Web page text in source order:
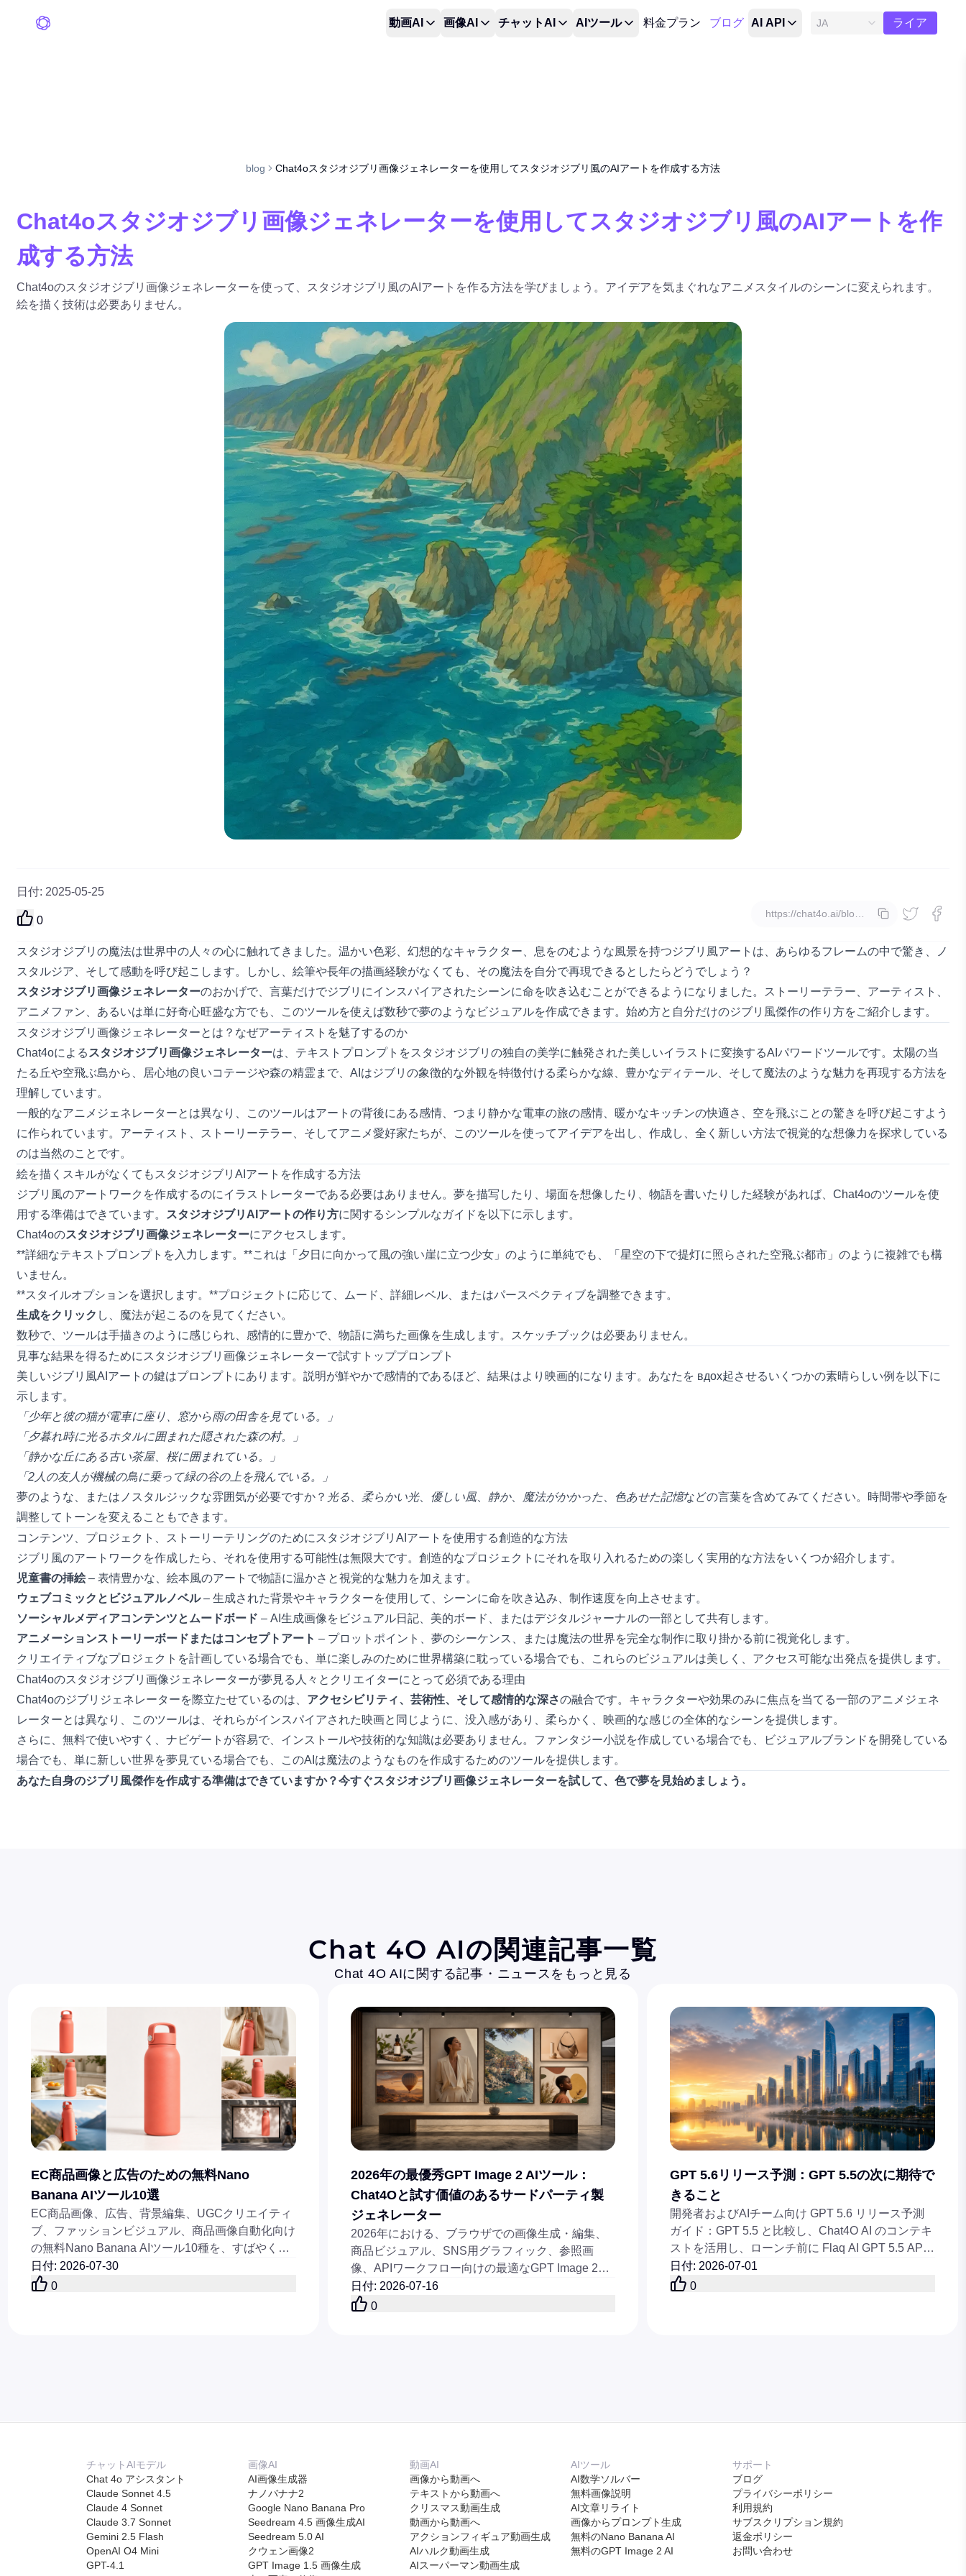
動画AI 画像AI チャットAI AIツール 料金プラン ブログ AI API JA
ライア
blog Chat4oスタジオジブリ画像ジェネレーターを使用してスタジオジブリ風のAIアートを作成する方法
Chat4oスタジオジブリ画像ジェネレーターを使用してスタジオジブリ風のAIアートを作
成する方法
Chat4oのスタジオジブリ画像ジェネレーターを使って、スタジオジブリ風のAIアートを作る方法を学びましょう。アイデアを気まぐれなアニメスタイルのシーンに変えられます。
絵を描く技術は必要ありません。
日付: 2025-05-25
0 コピー
スタジオジブリの魔法は世界中の人々の心に触れてきました。温かい色彩、幻想的なキャラクター、息をのむような風景を持つジブリ風アートは、あらゆるフレームの中で驚き、ノ
スタルジア、そして感動を呼び起こします。しかし、絵筆や長年の描画経験がなくても、その魔法を自分で再現できるとしたらどうでしょう？
スタジオジブリ画像ジェネレーターのおかげで、言葉だけでジブリにインスパイアされたシーンに命を吹き込むことができるようになりました。ストーリーテラー、アーティスト、
アニメファン、あるいは単に好奇心旺盛な方でも、このツールを使えば数秒で夢のようなビジュアルを作成できます。始め方と自分だけのジブリ風傑作の作り方をご紹介します。
スタジオジブリ画像ジェネレーターとは？なぜアーティストを魅了するのか
Chat4oによる スタジオジブリ画像ジェネレーターは、テキストプロンプトをスタジオジブリの独自の美学に触発された美しいイラストに変換するAIパワードツールです。太陽の当
たる丘や空飛ぶ島から、居心地の良いコテージや森の精霊まで、AIはジブリの象徴的な外観を特徴付ける柔らかな線、豊かなディテール、そして魔法のような魅力を再現する方法を
理解しています。
一般的なアニメジェネレーターとは異なり、このツールはアートの背後にある感情、つまり静かな電車の旅の感情、暖かなキッチンの快適さ、空を飛ぶことの驚きを呼び起こすよう
に作られています。アーティスト、ストーリーテラー、そしてアニメ愛好家たちが、このツールを使ってアイデアを出し、作成し、全く新しい方法で視覚的な想像力を探求している
のは当然のことです。
絵を描くスキルがなくてもスタジオジブリAIアートを作成する方法
ジブリ風のアートワークを作成するのにイラストレーターである必要はありません。夢を描写したり、場面を想像したり、物語を書いたりした経験があれば、Chat4oのツールを使
用する準備はできています。
スタジオジブリAIアートの作り方に関するシンプルなガイドを以下に示します。
Chat4oのスタジオジブリ画像ジェネレーターにアクセスします。
**詳細なテキストプロンプトを入力します。**これは「夕日に向かって風の強い崖に立つ少女」のように単純でも、「星空の下で提灯に照らされた空飛ぶ都市」のように複雑でも構
いません。
**スタイルオプションを選択します。**プロジェクトに応じて、ムード、詳細レベル、またはパースペクティブを調整できます。
生成をクリック し、魔法が起こるのを見てください。
数秒で、ツールは手描きのように感じられ、感情的に豊かで、物語に満ちた画像を生成します。スケッチブックは必要ありません。
見事な結果を得るためにスタジオジブリ画像ジェネレーターで試すトッププロンプト
美しいジブリ風AIアートの鍵はプロンプトにあります。説明が鮮やかで感情的であるほど、結果はより映画的になります。あなたを вдох起させるいくつかの素晴らしい例を以下に
示します。
「少年と彼の猫が電車に座り、窓から雨の田舎を見ている。」
「夕暮れ時に光るホタルに囲まれた隠された森の村。」
「静かな丘にある古い茶屋、桜に囲まれている。」
「2人の友人が機械の鳥に乗って緑の谷の上を飛んでいる。」
夢のような、またはノスタルジックな雰囲気が必要ですか？ 光る 柔らかい光、 優しい風 静か、 魔法がかかった 色あせた記憶などの言葉を含めてみてください。時間帯や季節を
調整してトーンを変えることもできます。
コンテンツ、プロジェクト、ストーリーテリングのためにスタジオジブリAIアートを使用する創造的な方法
ジブリ風のアートワークを作成したら、それを使用する可能性は無限大です。創造的なプロジェクトにそれを取り入れるための楽しく実用的な方法をいくつか紹介します。
児童書の挿絵 – 表情豊かな、絵本風のアートで物語に温かさと視覚的な魅力を加えます。
ウェブコミックとビジュアルノベル– 生成された背景やキャラクターを使用して、シーンに命を吹き込み、制作速度を向上させます。
ソーシャルメディアコンテンツとムードボード – AI生成画像をビジュアル日記、美的ボード、またはデジタルジャーナルの一部として共有します。
アニメーションストーリーボードまたはコンセプトアート – プロットポイント、夢のシーケンス、または魔法の世界を完全な制作に取り掛かる前に視覚化します。
クリエイティブなプロジェクトを計画している場合でも、単に楽しみのために世界構築に耽っている場合でも、これらのビジュアルは美しく、アクセス可能な出発点を提供します。
Chat4oのスタジオジブリ画像ジェネレーターが夢見る人々とクリエイターにとって必須である理由
Chat4oのジブリジェネレーターを際立たせているのは、 アクセシビリティ、芸術性、そして感情的な深さの融合です。キャラクターや効果のみに焦点を当てる一部のアニメジェネ
レーターとは異なり、このツールは、それらがインスパイアされた映画と同じように、没入感があり、柔らかく、映画的な感じの全体的なシーンを提供します。
さらに、無料で使いやすく、ナビゲートが容易で、インストールや技術的な知識は必要ありません。ファンタジー小説を作成している場合でも、ビジュアルブランドを開発している
場合でも、単に新しい世界を夢見ている場合でも、このAIは魔法のようなものを作成するためのツールを提供します。
あなた自身のジブリ風傑作を作成する準備はできていますか？今すぐスタジオジブリ画像ジェネレーターを試して、色で夢を見始めましょう。
Chat 4O AIの関連記事一覧
Chat 4O AIに関する記事・ニュースをもっと見る
EC商品画像と広告のための無料Nano
Banana AIツール10選
EC商品画像、広告、背景編集、UGCクリエイティ
ブ、ファッションビジュアル、商品画像自動化向け
の無料Nano Banana AIツール10種を、すばやく比
較。
日付: 2026-07-30
0
2026年の最優秀GPT Image 2 AIツール：
Chat4Oと試す価値のあるサードパーティ製
ジェネレーター
2026年における、ブラウザでの画像生成・編集、
商品ビジュアル、SNS用グラフィック、参照画
像、APIワークフロー向けの最適なGPT Image 2対
応AIツールを比較してください。
日付: 2026-07-16
0
GPT 5.6リリース予測：GPT 5.5の次に期待で
きること
開発者およびAIチーム向け GPT 5.6 リリース予測
ガイド：GPT 5.5 と比較し、Chat4O AI のコンテキ
ストを活用し、ローンチ前に Flaq AI GPT 5.5 API
のワークフローをテストする。
日付: 2026-07-01
0
チャットAIモデル
Chat 4o アシスタント
Claude Sonnet 4.5
Claude 4 Sonnet
Claude 3.7 Sonnet
Gemini 2.5 Flash
OpenAI O4 Mini
GPT-4.1
画像AI
AI画像生成器
ナノバナナ2
Google Nano Banana Pro
Seedream 4.5 画像生成AI
Seedream 5.0 AI
クウェン画像2
GPT Image 1.5 画像生成
動画AI
画像から動画へ
テキストから動画へ
クリスマス動画生成
動画から動画へ
アクションフィギュア動画生成
AIハルク動画生成
AIスーパーマン動画生成
AIツール
AI数学ソルバー
無料画像説明
AI文章リライト
画像からプロンプト生成
無料のNano Banana AI
無料のGPT Image 2 AI
サポート
ブログ
プライバシーポリシー
利用規約
サブスクリプション規約
返金ポリシー
お問い合わせ